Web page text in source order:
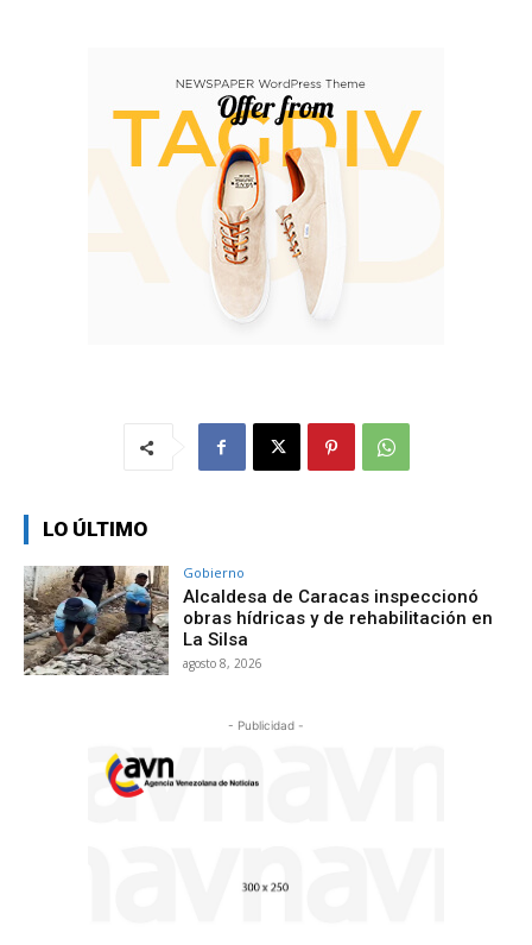
LO ÚLTIMO
Gobierno
Alcaldesa de Caracas inspeccionó
obras hídricas y de rehabilitación en
La Silsa
agosto 8, 2026
- Publicidad -